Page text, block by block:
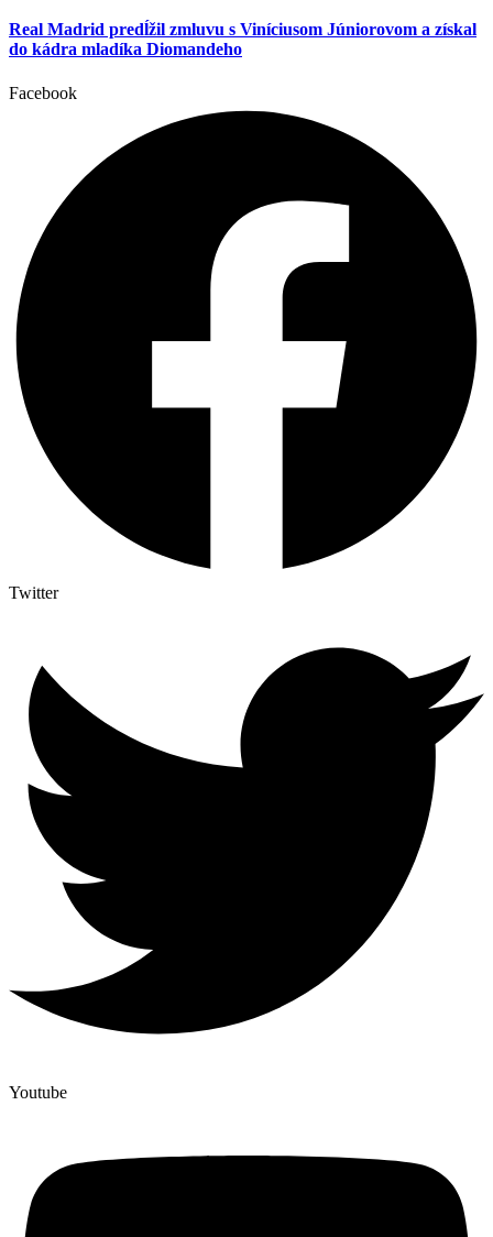
Real Madrid predĺžil zmluvu s Viníciusom Júniorovom a získal
do kádra mladíka Diomandeho
Facebook
Twitter
Youtube